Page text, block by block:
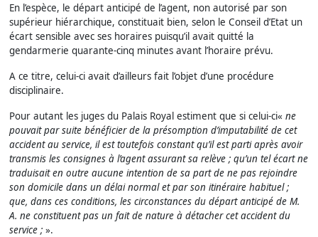
En l’espèce, le départ anticipé de l’agent, non autorisé par son
supérieur hiérarchique, constituait bien, selon le Conseil d’Etat un
écart sensible avec ses horaires puisqu’il avait quitté la
gendarmerie quarante-cinq minutes avant l’horaire prévu.
A ce titre, celui-ci avait d’ailleurs fait l’objet d’une procédure
disciplinaire.
Pour autant les juges du Palais Royal estiment que si celui-ci«ne
pouvait par suite bénéficier de la présomption d’imputabilité de cet
accident au service, il est toutefois constant qu’il est parti après avoir
transmis les consignes à l’agent assurant sa relève ; qu’un tel écart ne
traduisait en outre aucune intention de sa part de ne pas rejoindre
son domicile dans un délai normal et par son itinéraire habituel ;
que, dans ces conditions, les circonstances du départ anticipé de M.
A. ne constituent pas un fait de nature à détacher cet accident du
service ; ».